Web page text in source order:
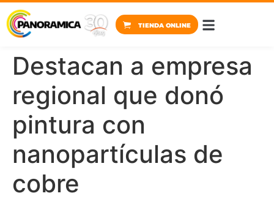
TIENDA ONLINE
Destacan a empresa
regional que donó
pintura con
nanopartículas de
cobre